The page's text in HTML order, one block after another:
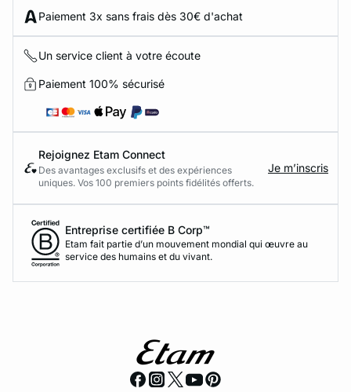
Paiement 3x sans frais dès 30€ d'achat
Un service client à votre écoute
Paiement 100% sécurisé
Rejoignez Etam Connect
Des avantages exclusifs et des expériences
uniques. Vos 100 premiers points fidélités offerts.
Je m’inscris
Entreprise certifiée B Corp™
Etam fait partie d’un mouvement mondial qui œuvre au
service des humains et du vivant.